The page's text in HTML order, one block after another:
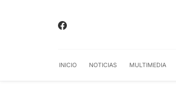
INICIO NOTICIAS MULTIMEDIA